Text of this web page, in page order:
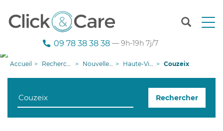
T
n
g
09 78 38 38 38 — 9h-19h 7j/7
Accueil Recherche aide à domicile Nouvelle-Aquitaine Haute-Vienne Couzeix
Rechercher